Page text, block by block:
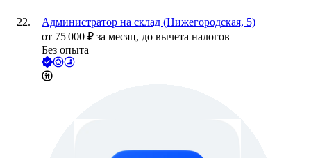
Администратор на склад (Нижегородская, 5)
от 75 000 ₽ за месяц, до вычета налогов
Без опыта